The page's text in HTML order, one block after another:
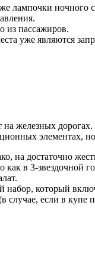
лампочки
из пассажиров.
уже являются
железных
на достаточно
в 3-
набор, который
если в